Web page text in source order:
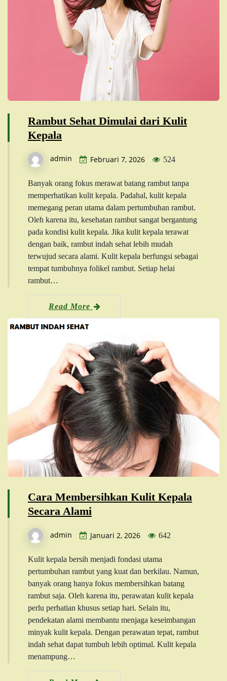
Rambut Sehat Dimulai dari Kulit
Kepala
admin Februari 7, 2026 524
Banyak orang fokus merawat batang rambut tanpa
memperhatikan kulit kepala. Padahal, kulit kepala
memegang peran utama dalam pertumbuhan rambut.
Oleh karena itu, kesehatan rambut sangat bergantung
pada kondisi kulit kepala. Jika kulit kepala terawat
dengan baik, rambut indah sehat lebih mudah
terwujud secara alami. Kulit kepala berfungsi sebagai
tempat tumbuhnya folikel rambut. Setiap helai
rambut…
Read More
Cara Membersihkan Kulit Kepala
Secara Alami
admin Januari 2, 2026 642
Kulit kepala bersih menjadi fondasi utama
pertumbuhan rambut yang kuat dan berkilau. Namun,
banyak orang hanya fokus membersihkan batang
rambut saja. Oleh karena itu, perawatan kulit kepala
perlu perhatian khusus setiap hari. Selain itu,
pendekatan alami membantu menjaga keseimbangan
minyak kulit kepala. Dengan perawatan tepat, rambut
indah sehat dapat tumbuh lebih optimal. Kulit kepala
menampung…